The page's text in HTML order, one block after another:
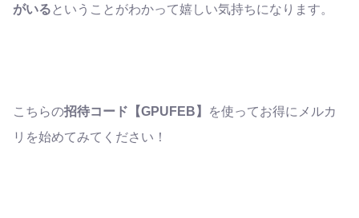
がいる ということがわかって嬉しい気持ちになります。
こちらの招待コード【GPUFEB】
を使ってお得にメルカ
リを始めてみてください！